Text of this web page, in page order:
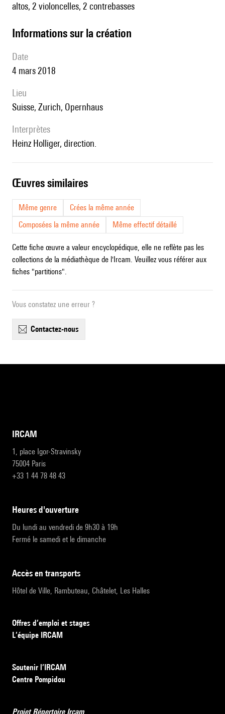
altos, 2 violoncelles, 2 contrebasses
informations sur la création
date
4 mars 2018
lieu
Suisse, Zurich, Opernhaus
interprètes
Heinz Holliger, direction.
œuvres similaires
Même genre
Crées la même année
Composées la même année
Même effectif détaillé
Cette fiche œuvre a valeur encyclopédique, elle ne reflète pas les
collections de la médiathèque de l'Ircam. Veuillez vous référer aux
fiches "partitions".
Vous constatez une erreur ?
contactez-nous
IRCAM
1, place Igor-Stravinsky
75004 Paris
+33 1 44 78 48 43
heures d'ouverture
Du lundi au vendredi de 9h30 à 19h
Fermé le samedi et le dimanche
accès en transports
Hôtel de Ville, Rambuteau, Châtelet, Les Halles
Offres d’emploi et stages
L’équipe IRCAM
Soutenir l’IRCAM
Centre Pompidou
Projet Répertoire Ircam